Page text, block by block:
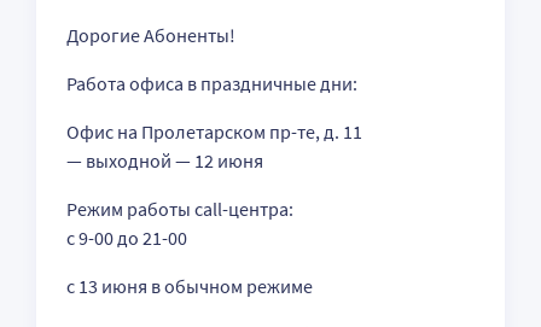
Дорогие Абоненты!
Работа офиса в праздничные дни:
Офис на Пролетарском пр-те, д. 11
— выходной — 12 июня
Режим работы call-центра:
с 9-00 до 21-00
с 13 июня в обычном режиме